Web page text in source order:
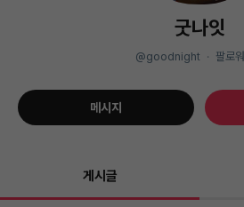
굿나잇
@goodnight · 팔로워
메시지
게시글